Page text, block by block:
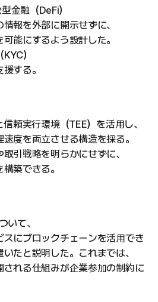
金融（DeFi）
報を外部に開示せずに、
能にするよう設計した。
）
する。
頼実行環境（TEE）を活用し、
度を両立させる構造を採る。
引戦略を明らかにせずに、
築できる。
いて、
にブロックチェーンを活用でき
たと説明した。これまでは、
れる仕組みが企業参加の制約に